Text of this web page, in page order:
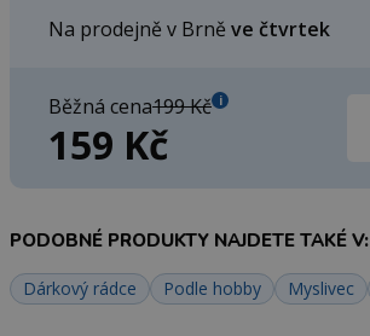
Na prodejně v Brně ve čtvrtek
159 Kč
Běžná cena199 Kč i
PODOBNÉ PRODUKTY NAJDETE TAKÉ V:
Dárkový rádce Podle hobby Myslivec